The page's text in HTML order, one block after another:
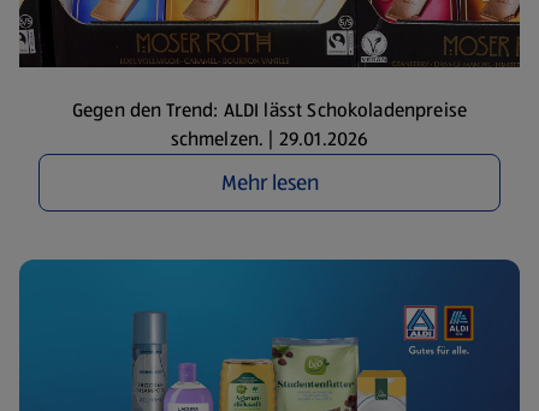
Gegen den Trend: ALDI lässt Schokoladenpreise
schmelzen. | 29.01.2026
Mehr lesen